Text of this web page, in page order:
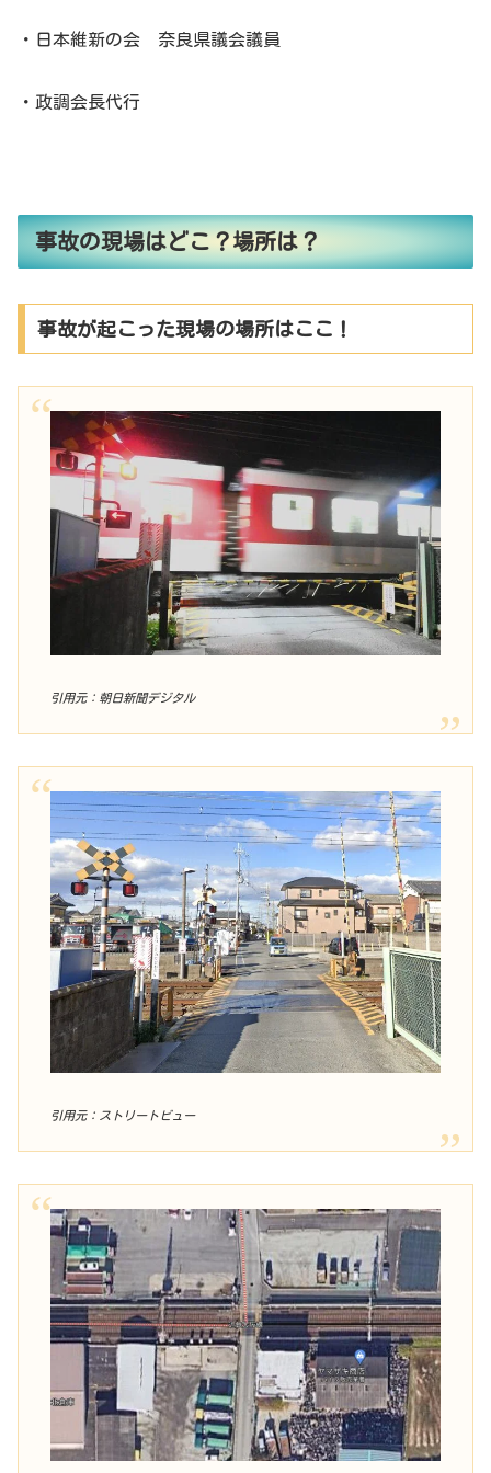
・日本維新の会 奈良県議会議員
・政調会長代行
事故の現場はどこ？場所は？
事故が起こった現場の場所はここ！
引用元：朝日新聞デジタル
引用元：ストリートビュー